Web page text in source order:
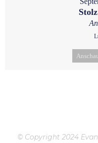
© Copyright 2024